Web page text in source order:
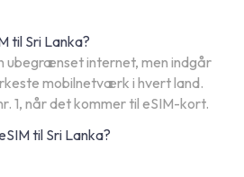
til Sri Lanka?
ubegrænset internet, men indgår
mobilnetværk i hvert land.
1, når det kommer til eSIM-kort.
til Sri Lanka?